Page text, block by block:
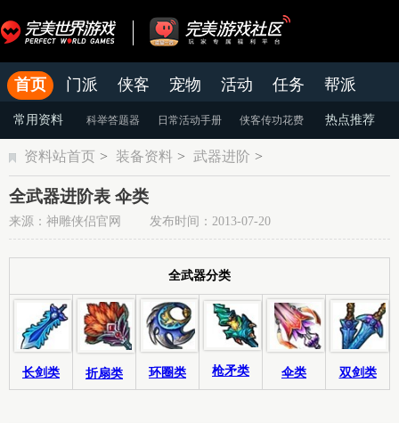
首页 门派 侠客 宠物 活动 任务
帮派
官网
论坛 老虎游戏APP
常用资料 科举答题器 日常活动手册 侠客传功花费 热点推荐
颜色蜕变 天命系统 染色系统
资料站首页 > 装备资料 > 武器进阶 >
全武器进阶表 伞类
来源：神雕侠侣官网 发布时间：2013-07-20
全武器分类
长剑类 折扇类 环圈类 枪矛类 伞类 双剑类